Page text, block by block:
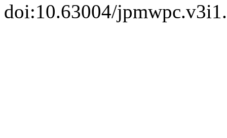
doi:10.63004/